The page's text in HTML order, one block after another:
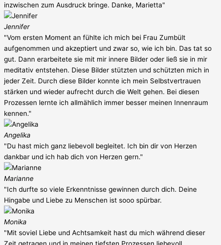
inzwischen zum Ausdruck bringe. Danke, Marietta"
Jennifer
"Vom ersten Moment an fühlte ich mich bei Frau Zumbült
aufgenommen und akzeptiert und zwar so, wie ich bin. Das tat so
gut. Dann erarbeitete sie mit mir innere Bilder oder ließ sie in mir
meditativ entstehen. Diese Bilder stützten und schützten mich in
jeder Zeit. Durch diese Bilder konnte ich mein Selbstvertrauen
stärken und wieder aufrecht durch die Welt gehen. Bei diesen
Prozessen lernte ich allmählich immer besser meinen Innenraum
kennen."
Angelika
"Du hast mich ganz liebevoll begleitet. Ich bin dir von Herzen
dankbar und ich hab dich von Herzen gern."
Marianne
"Ich durfte so viele Erkenntnisse gewinnen durch dich. Deine
Hingabe und Liebe zu Menschen ist sooo spürbar.
Monika
"Mit soviel Liebe und Achtsamkeit hast du mich während dieser
Zeit getragen und in meinen tiefsten Prozessen liebevoll